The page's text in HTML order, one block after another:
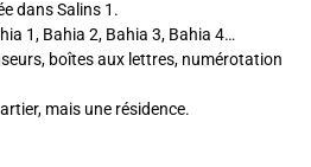
dans Salins 1.
1, Bahia 2, Bahia 3, Bahia 4…
boîtes aux lettres, numérotation
mais une résidence.